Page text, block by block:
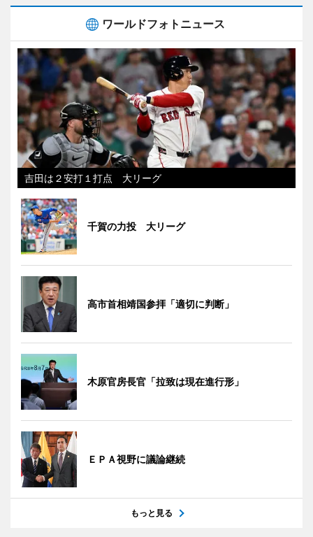
ワールドフォトニュース
吉田は２安打１打点 大リーグ
千賀の力投 大リーグ
高市首相靖国参拝「適切に判断」
木原官房長官「拉致は現在進行形」
ＥＰＡ視野に議論継続
もっと見る